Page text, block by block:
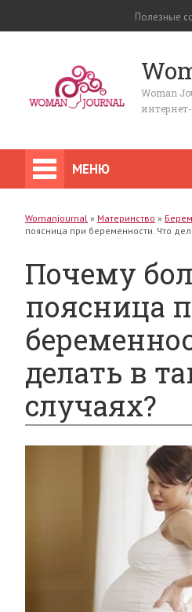
Полезные
Woman
МЕНЮ
Womanjournal » Материнство »
поясница при беременности. Что
Почему
поясница
делать в
случаях?